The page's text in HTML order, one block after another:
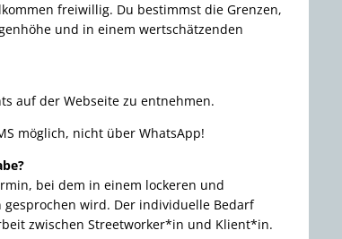
freiwillig. Du bestimmst die Grenzen,
und in einem wertschätzenden
auf der Webseite zu entnehmen.
möglich, nicht über WhatsApp!
bei dem in einem lockeren und
wird. Der individuelle Bedarf
zwischen Streetworker*in und Klient*in.